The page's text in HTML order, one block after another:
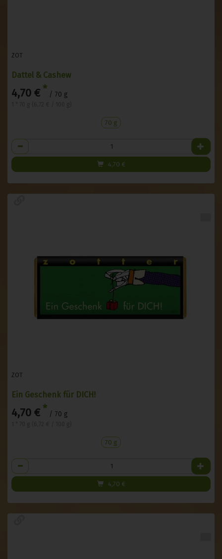
ZOT
Dattel & Cashew
4,70 € * / 70 g
70 g
Anzahl
4,70 €
ZOT
Ein Geschenk für DICH!
4,70 € * / 70 g
70 g
Anzahl
4,70 €